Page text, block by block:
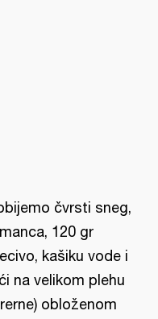
čvrsti sneg,
120 gr
kašiku vode i
na velikom plehu
obloženom